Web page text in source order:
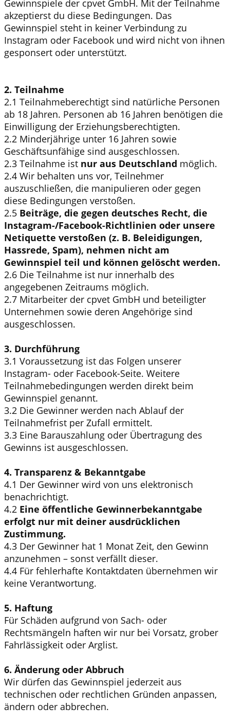
Gewinnspiele der cpvet GmbH. Mit der Teilnahme
akzeptierst du diese Bedingungen. Das
Gewinnspiel steht in keiner Verbindung zu
Instagram oder Facebook und wird nicht von ihnen
gesponsert oder unterstützt.
2. Teilnahme
2.1 Teilnahmeberechtigt sind natürliche Personen
ab 18 Jahren. Personen ab 16 Jahren benötigen die
Einwilligung der Erziehungsberechtigten.
2.2 Minderjährige unter 16 Jahren sowie
Geschäftsunfähige sind ausgeschlossen.
2.3 Teilnahme ist nur aus Deutschland möglich.
2.4 Wir behalten uns vor, Teilnehmer
auszuschließen, die manipulieren oder gegen
diese Bedingungen verstoßen.
2.5 Beiträge, die gegen deutsches Recht, die
Instagram-/Facebook-Richtlinien oder unsere
Netiquette verstoßen (z. B. Beleidigungen,
Hassrede, Spam), nehmen nicht am
Gewinnspiel teil und können gelöscht werden.
2.6 Die Teilnahme ist nur innerhalb des
angegebenen Zeitraums möglich.
2.7 Mitarbeiter der cpvet GmbH und beteiligter
Unternehmen sowie deren Angehörige sind
ausgeschlossen.
3. Durchführung
3.1 Voraussetzung ist das Folgen unserer
Instagram- oder Facebook-Seite. Weitere
Teilnahmebedingungen werden direkt beim
Gewinnspiel genannt.
3.2 Die Gewinner werden nach Ablauf der
Teilnahmefrist per Zufall ermittelt.
3.3 Eine Barauszahlung oder Übertragung des
Gewinns ist ausgeschlossen.
4. Transparenz & Bekanntgabe
4.1 Der Gewinner wird von uns elektronisch
benachrichtigt.
4.2 Eine öffentliche Gewinnerbekanntgabe
erfolgt nur mit deiner ausdrücklichen
Zustimmung.
4.3 Der Gewinner hat 1 Monat Zeit, den Gewinn
anzunehmen – sonst verfällt dieser.
4.4 Für fehlerhafte Kontaktdaten übernehmen wir
keine Verantwortung.
5. Haftung
Für Schäden aufgrund von Sach- oder
Rechtsmängeln haften wir nur bei Vorsatz, grober
Fahrlässigkeit oder Arglist.
6. Änderung oder Abbruch
Wir dürfen das Gewinnspiel jederzeit aus
technischen oder rechtlichen Gründen anpassen,
ändern oder abbrechen.